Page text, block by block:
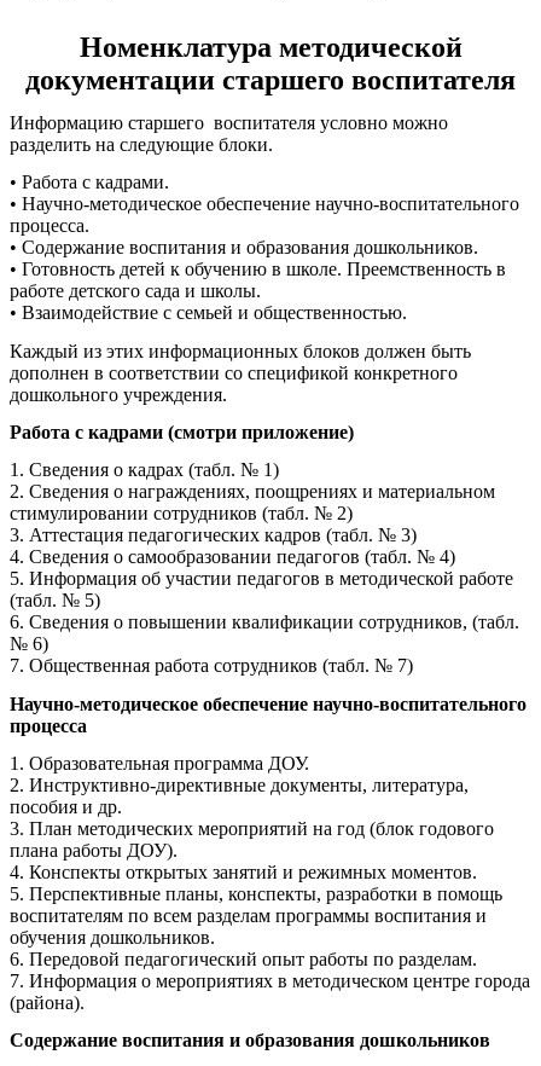
Номенклатура методической
документации старшего воспитателя
Информацию старшего воспитателя условно можно
разделить на следующие блоки.
• Работа с кадрами.
• Научно-методическое обеспечение научно-воспитательного
процесса.
• Содержание воспитания и образования дошкольников.
• Готовность детей к обучению в школе. Преемственность в
работе детского сада и школы.
• Взаимодействие с семьей и общественностью.
Каждый из этих информационных блоков должен быть
дополнен в соответствии со спецификой конкретного
дошкольного учреждения.
Работа с кадрами (смотри приложение)
1. Сведения о кадрах (табл. № 1)
2. Сведения о награждениях, поощрениях и материальном
стимулировании сотрудников (табл. № 2)
3. Аттестация педагогических кадров (табл. № 3)
4. Сведения о самообразовании педагогов (табл. № 4)
5. Информация об участии педагогов в методической работе
(табл. № 5)
6. Сведения о повышении квалификации сотрудников, (табл.
№ 6)
7. Общественная работа сотрудников (табл. № 7)
Научно-методическое обеспечение научно-воспитательного
процесса
1. Образовательная программа ДОУ.
2. Инструктивно-директивные документы, литература,
пособия и др.
3. План методических мероприятий на год (блок годового
плана работы ДОУ).
4. Конспекты открытых занятий и режимных моментов.
5. Перспективные планы, конспекты, разработки в помощь
воспитателям по всем разделам программы воспитания и
обучения дошкольников.
6. Передовой педагогический опыт работы по разделам.
7. Информация о мероприятиях в методическом центре города
(района).
Содержание воспитания и образования дошкольников